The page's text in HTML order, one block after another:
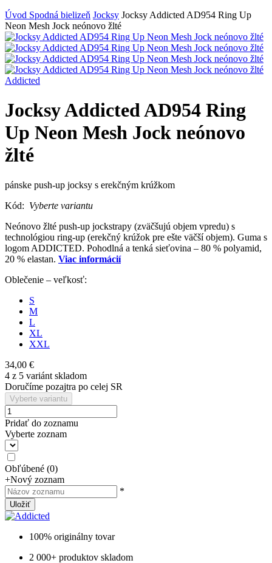
Úvod Spodná bielizeň Jocksy Jocksy Addicted AD954 Ring Up
Neon Mesh Jock neónovo žlté
Addicted
Jocksy Addicted AD954 Ring
Up Neon Mesh Jock neónovo
žlté
pánske push-up jocksy s erekčným krúžkom
Kód: Vyberte variantu
Neónovo žlté push-up jockstrapy (zväčšujú objem vpredu) s
technológiou ring-up (erekčný krúžok pre ešte väčší objem). Guma s
logom ADDICTED. Pohodlná a tenká sieťovina – 80 % polyamid,
20 % elastan. Viac informácií
Oblečenie – veľkosť:
S
M
L
XL
XXL
34,00 €
4 z 5 variánt skladom
Doručíme pozajtra po celej SR
Vyberte variantu
Pridať do zoznamu
Vyberte zoznam
Obľúbené (0)
+Nový zoznam
*
Uložiť
100% originálny tovar
2 000+ produktov skladom